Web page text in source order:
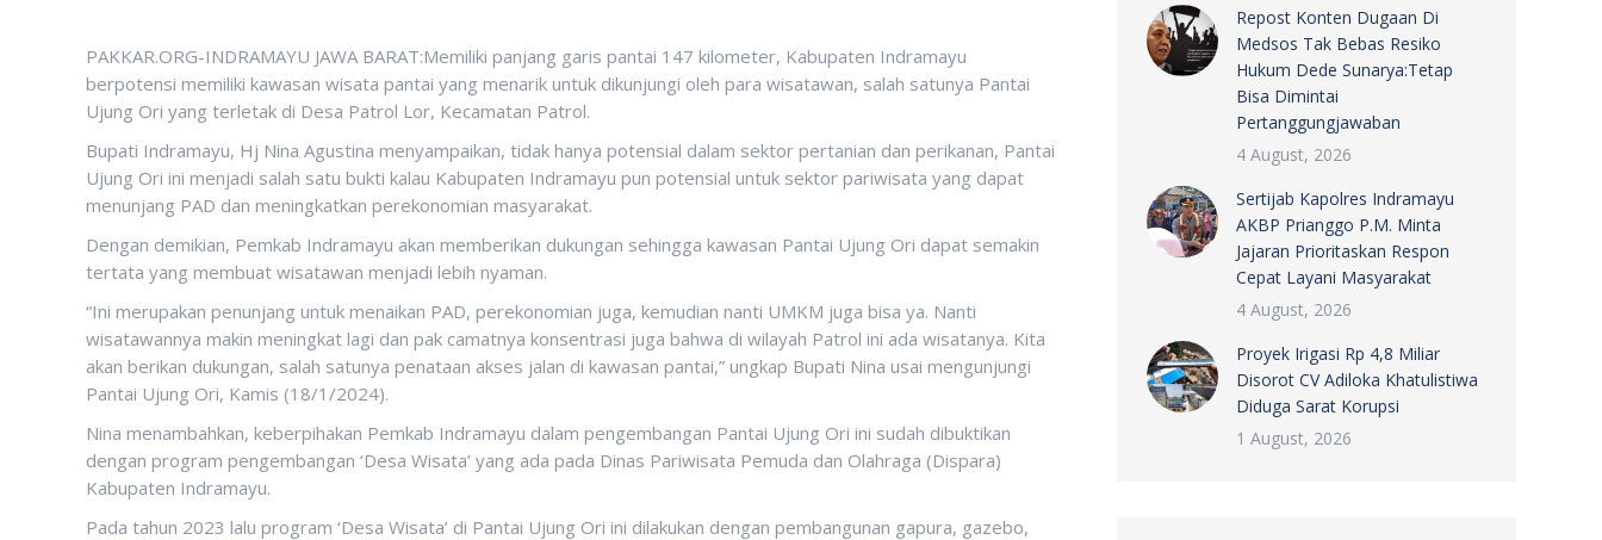
PAKKAR.ORG-INDRAMAYU JAWA BARAT:Memiliki panjang garis pantai 147 kilometer, Kabupaten Indramayu
berpotensi memiliki kawasan wisata pantai yang menarik untuk dikunjungi oleh para wisatawan, salah satunya Pantai
Ujung Ori yang terletak di Desa Patrol Lor, Kecamatan Patrol.
Bupati Indramayu, Hj Nina Agustina menyampaikan, tidak hanya potensial dalam sektor pertanian dan perikanan, Pantai
Ujung Ori ini menjadi salah satu bukti kalau Kabupaten Indramayu pun potensial untuk sektor pariwisata yang dapat
menunjang PAD dan meningkatkan perekonomian masyarakat.
Dengan demikian, Pemkab Indramayu akan memberikan dukungan sehingga kawasan Pantai Ujung Ori dapat semakin
tertata yang membuat wisatawan menjadi lebih nyaman.
“Ini merupakan penunjang untuk menaikan PAD, perekonomian juga, kemudian nanti UMKM juga bisa ya. Nanti
wisatawannya makin meningkat lagi dan pak camatnya konsentrasi juga bahwa di wilayah Patrol ini ada wisatanya. Kita
akan berikan dukungan, salah satunya penataan akses jalan di kawasan pantai,” ungkap Bupati Nina usai mengunjungi
Pantai Ujung Ori, Kamis (18/1/2024).
Nina menambahkan, keberpihakan Pemkab Indramayu dalam pengembangan Pantai Ujung Ori ini sudah dibuktikan
dengan program pengembangan ‘Desa Wisata’ yang ada pada Dinas Pariwisata Pemuda dan Olahraga (Dispara)
Kabupaten Indramayu.
Pada tahun 2023 lalu program ‘Desa Wisata’ di Pantai Ujung Ori ini dilakukan dengan pembangunan gapura, gazebo,
Repost Konten Dugaan Di
Medsos Tak Bebas Resiko
Hukum Dede Sunarya:Tetap
Bisa Dimintai
Pertanggungjawaban
4 August, 2026
Sertijab Kapolres Indramayu
AKBP Prianggo P.M. Minta
Jajaran Prioritaskan Respon
Cepat Layani Masyarakat
4 August, 2026
Proyek Irigasi Rp 4,8 Miliar
Disorot CV Adiloka Khatulistiwa
Diduga Sarat Korupsi
1 August, 2026